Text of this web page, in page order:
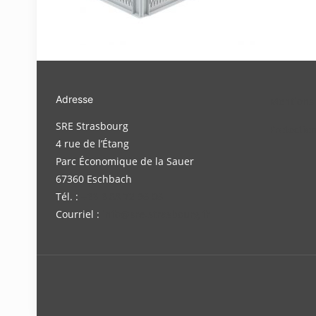
Adresse
SRE Strasbourg
4 rue de l’Étang
Parc Économique de la Sauer
67360 Eschbach
Tél. :
Courriel :